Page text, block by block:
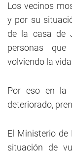
Los vecinos
y por su
de la casa de
personas
volviendo la
Por eso en la
deteriorado,
El Ministerio de
situación de